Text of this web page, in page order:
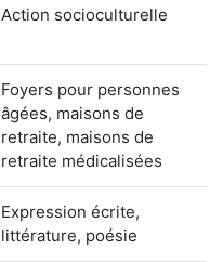
Action socioculturelle
Foyers pour personnes
âgées, maisons de
retraite, maisons de
retraite médicalisées
Expression écrite,
littérature, poésie